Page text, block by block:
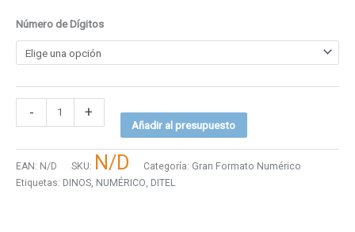
Número de Dígitos
- +
Añadir al presupuesto
EAN: N/D SKU: N/D Categoría: Gran Formato Numérico
Etiquetas: DINOS, NUMÉRICO, DITEL